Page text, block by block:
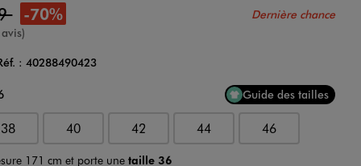
-70% Dernière chance
: 40288490423
Guide des tailles
38 40 42 44 46
171 cm et porte unetaille 36